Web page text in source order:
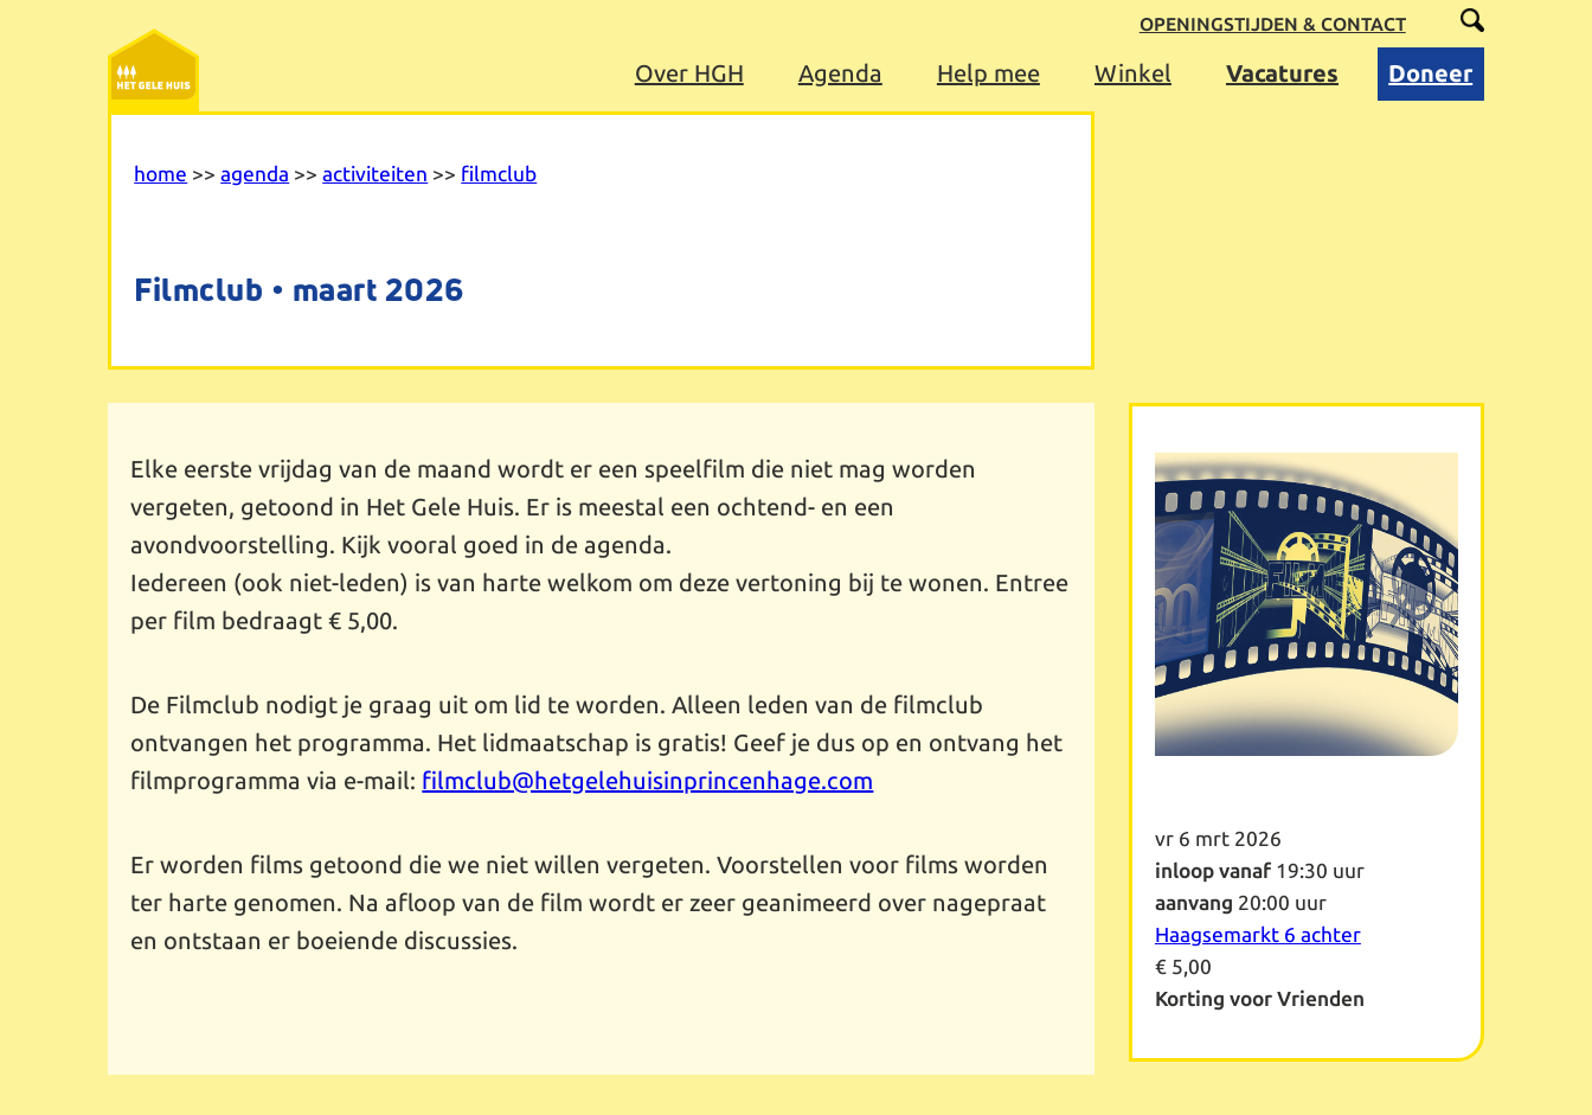
OPENINGSTIJDEN & CONTACT
Over HGH Agenda Help mee Winkel Vacatures Doneer
home >>agenda >>activiteiten >> filmclub
Filmclub • maart 2026
vr 6 mrt 2026
inloop vanaf19:30 uur
aanvang 20:00 uur
Haagsemarkt 6 achter
€ 5,00
Korting voor Vrienden
Elke eerste vrijdag van de maand wordt er een speelfilm die niet mag worden
vergeten, getoond in Het Gele Huis. Er is meestal een ochtend- en een
avondvoorstelling. Kijk vooral goed in de agenda.
Iedereen (ook niet-leden) is van harte welkom om deze vertoning bij te wonen. Entree
per film bedraagt € 5,00.
De Filmclub nodigt je graag uit om lid te worden. Alleen leden van de filmclub
ontvangen het programma. Het lidmaatschap is gratis! Geef je dus op en ontvang het
filmprogramma via e-mail: filmclub@hetgelehuisinprincenhage.com
Er worden films getoond die we niet willen vergeten. Voorstellen voor films worden
ter harte genomen. Na afloop van de film wordt er zeer geanimeerd over nagepraat
en ontstaan er boeiende discussies.